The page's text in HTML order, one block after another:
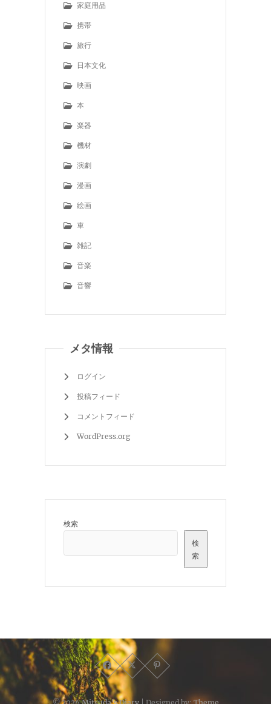
家庭用品
携帯
旅行
日本文化
映画
本
楽器
機材
演劇
漫画
絵画
車
雑記
音楽
音響
メタ情報
ログイン
投稿フィード
コメントフィード
WordPress.org
検索
検
索